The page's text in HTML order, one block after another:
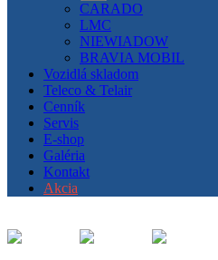
CARADO
LMC
NIEWIADOW
BRAVIA MOBIL
Vozidlá skladom
Teleco & Telair
Cenník
Servis
E-shop
Galéria
Kontakt
Akcia